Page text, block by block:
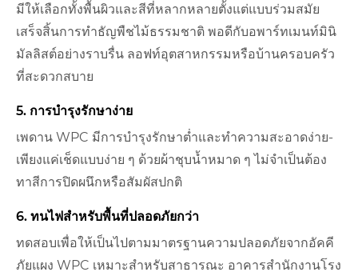
มีให้เลือกทั้งพื้นผิวและสีที่หลากหลายตั้งแต่แบบร่วมสมัย
เสร็จสิ้นการทำธัญพืชไม้ธรรมชาติ พอดีกับอพาร์ทเมนท์มินิ
มัลลิสต์อย่างราบรื่น ลอฟท์อุตสาหกรรมหรือบ้านครอบครัว
ที่สะดวกสบาย
5. การบำรุงรักษาง่าย
เพดาน WPC มีการบำรุงรักษาต่ำและทำความสะอาดง่าย-
เพียงแค่เช็ดแบบง่าย ๆ ด้วยผ้าชุบน้ำหมาด ๆ ไม่จำเป็นต้อง
ทาสีการปิดผนึกหรือสัมผัสปกติ
6. ทนไฟสำหรับพื้นที่ปลอดภัยกว่า
ทดสอบเพื่อให้เป็นไปตามมาตรฐานความปลอดภัยจากอัคคี
ภัยแผง WPC เหมาะสำหรับสาธารณะ อาคารสำนักงานโรง